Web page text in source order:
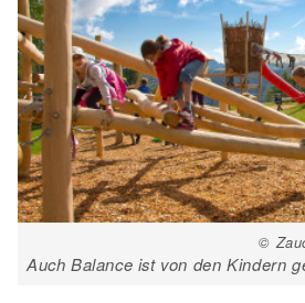
©
Auch Balance ist von den Kindern